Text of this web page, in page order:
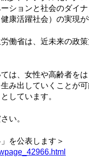
ションと社会のダイ
康活躍社会）の実現
働省は、近未来の政
は、女性や高齢者を
み出していくことが
しています。
い。
を公表します＞